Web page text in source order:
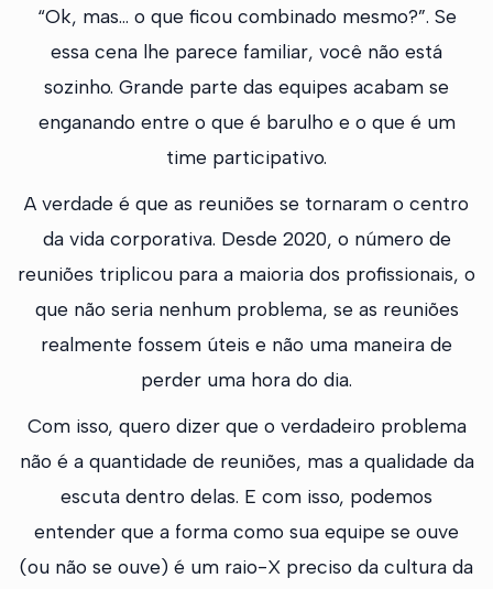
“Ok, mas... o que ficou combinado mesmo?”. Se
essa cena lhe parece familiar, você não está
sozinho. Grande parte das equipes acabam se
enganando entre o que é barulho e o que é um
time participativo.
A verdade é que as reuniões se tornaram o centro
da vida corporativa. Desde 2020, o número de
reuniões triplicou para a maioria dos profissionais, o
que não seria nenhum problema, se as reuniões
realmente fossem úteis e não uma maneira de
perder uma hora do dia.
Com isso, quero dizer que o verdadeiro problema
não é a quantidade de reuniões, mas a qualidade da
escuta dentro delas. E com isso, podemos
entender que a forma como sua equipe se ouve
(ou não se ouve) é um raio-X preciso da cultura da